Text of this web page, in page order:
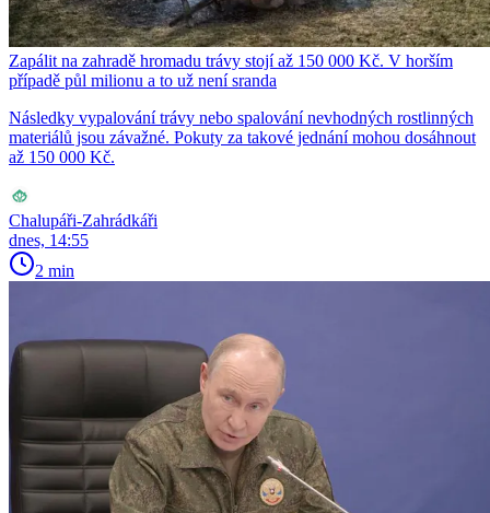
Zapálit na zahradě hromadu trávy stojí až 150 000 Kč. V horším
případě půl milionu a to už není sranda
Následky vypalování trávy nebo spalování nevhodných rostlinných
materiálů jsou závažné. Pokuty za takové jednání mohou dosáhnout
až 150 000 Kč.
Chalupáři-Zahrádkáři
dnes, 14:55
2 min